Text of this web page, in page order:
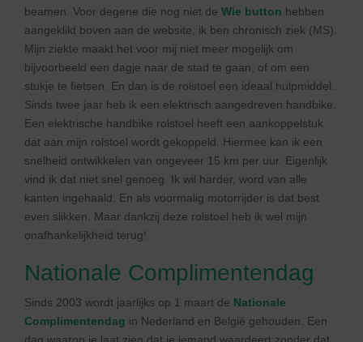
beamen. Voor degene die nog niet de Wie button hebben
aangeklikt boven aan de website, ik ben chronisch ziek (MS).
Mijn ziekte maakt het voor mij niet meer mogelijk om
bijvoorbeeld een dagje naar de stad te gaan, of om een
stukje te fietsen. En dan is de rolstoel een ideaal hulpmiddel.
Sinds twee jaar heb ik een elektrisch aangedreven handbike.
Een elektrische handbike rolstoel heeft een aankoppelstuk
dat aan mijn rolstoel wordt gekoppeld. Hiermee kan ik een
snelheid ontwikkelen van ongeveer 15 km per uur. Eigenlijk
vind ik dat niet snel genoeg. Ik wil harder, word van alle
kanten ingehaald. En als voormalig motorrijder is dat best
even slikken. Maar dankzij deze rolstoel heb ik wel mijn
onafhankelijkheid terug!
Nationale Complimentendag
Sinds 2003 wordt jaarlijks op 1 maart de Nationale
Complimentendag in Nederland en België gehouden. Een